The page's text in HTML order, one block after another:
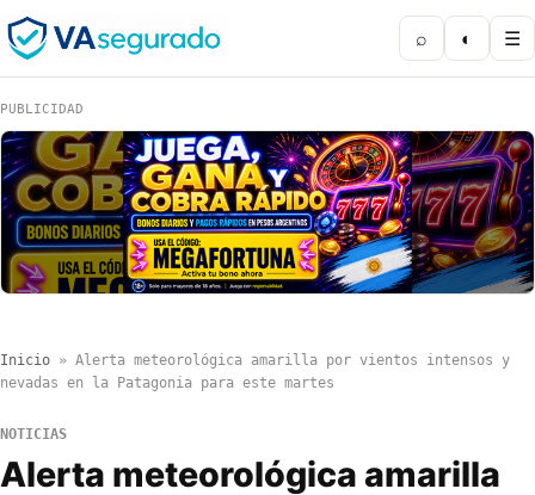
⌕ ◐ ☰
PUBLICIDAD
Inicio » Alerta meteorológica amarilla por vientos intensos y
nevadas en la Patagonia para este martes
NOTICIAS
Alerta meteorológica amarilla